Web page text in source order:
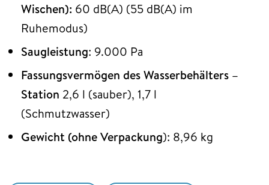
Wischen): 60 dB(A) (55 dB(A) im
Ruhemodus)
Saugleistung: 9.000 Pa
Fassungsvermögen des Wasserbehälters –
Station 2,6 l (sauber), 1,7 l
(Schmutzwasser)
Gewicht (ohne Verpackung): 8,96 kg